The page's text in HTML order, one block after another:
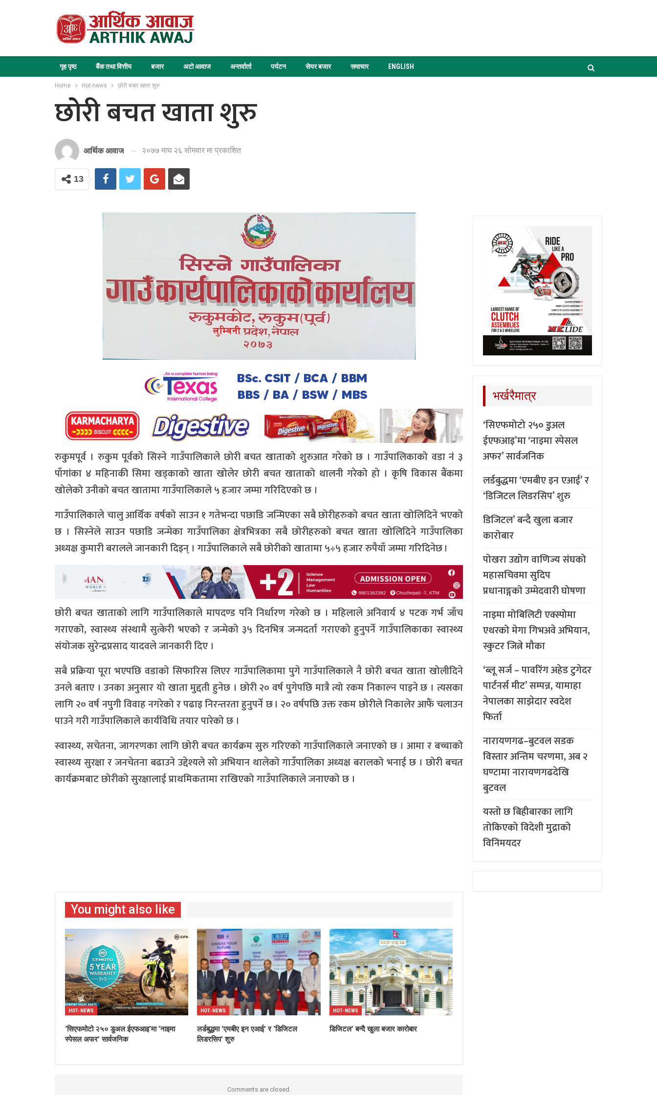
गृह पृष्ठ बैंक तथा वित्तीय बजार अटो आवाज अन्तर्वार्ता पर्यटन सेयर बजार समाचार ENGLISH
Home Hot-news छोरी बचत खाता शुरु
छोरी बचत खाता शुरु
आर्थिक आवाज २०७७ माघ २६ सोमवार मा प्रकाशित
13
रुकुमपूर्व । रुकुम पूर्वको सिस्ने गाउँपालिकाले छोरी बचत खाताको शुरुआत गरेको छ । गाउँपालिकाको वडा नं ३
पाँगांका ४ महिनाकी सिमा खड्काको खाता खोलेर छोरी बचत खाताको थालनी गरेको हो । कृषि विकास बैंकमा
खोलेको उनीको बचत खातामा गाउँपालिकाले ५ हजार जम्मा गरिदिएको छ ।
गाउँपालिकाले चालु आर्थिक वर्षको साउन १ गतेभन्दा पछाडि जन्मिएका सबै छोरीहरुको बचत खाता खोलिदिने भएको
छ । सिस्नेले साउन पछाडि जन्मेका गाउँपालिका क्षेत्रभित्रका सबै छोरीहरुको बचत खाता खोलिदिने गाउँपालिका
अध्यक्ष कुमारी बरालले जानकारी दिइन् । गाउँपालिकाले सबै छोरीको खातामा ५÷५ हजार रुपैयाँ जम्मा गरिदिनेछ ।
छोरी बचत खाताको लागि गाउँपालिकाले मापदण्ड पनि निर्धारण गरेको छ । महिलाले अनिवार्य ४ पटक गर्भ जाँच
गराएको, स्वास्थ्य संस्थामै सुत्केरी भएको र जन्मेको ३५ दिनभित्र जन्मदर्ता गराएको हुनुपर्ने गाउँपालिकाका स्वास्थ्य
संयोजक सुरेन्द्रप्रसाद यादवले जानकारी दिए ।
सबै प्रक्रिया पूरा भएपछि वडाको सिफारिस लिएर गाउँपालिकामा पुगे गाउँपालिकाले नै छोरी बचत खाता खोलीदिने
उनले बताए । उनका अनुसार यो खाता मुद्दती हुनेछ । छोरी २० वर्ष पुगेपछि मात्रै त्यो रकम निकाल्न पाइने छ । त्यसका
लागि २० वर्ष नपुगी विवाह नगरेको र पढाइ निरन्तरता हुनुपर्ने छ । २० वर्षपछि उक्त रकम छोरीले निकालेर आफैं चलाउन
पाउने गरी गाउँपालिकाले कार्यविधि तयार पारेको छ ।
स्वास्थ्य, सचेतना, जागरणका लागि छोरी बचत कार्यक्रम सुरु गरिएको गाउँपालिकाले जनाएको छ । आमा र बच्चाको
स्वास्थ्य सुरक्षा र जनचेतना बढाउने उद्देश्यले सो अभियान थालेको गाउँपालिका अध्यक्ष बरालको भनाई छ । छोरी बचत
कार्यक्रमबाट छोरीको सुरक्षालाई प्राथमिकतामा राखिएको गाउँपालिकाले जनाएको छ ।
You might also like
HOT-NEWS
‘सिएफमोटो २५० डुअल ईएफआइ’मा ‘नाइमा
स्पेसल अफर’ सार्वजनिक
HOT-NEWS
लर्डबुद्धमा ‘एमबीए इन एआई’ र ‘डिजिटल
लिडरसिप’ शुरु
HOT-NEWS
डिजिटल’ बन्दै खुला बजार कारोबार
Comments are closed.
भर्खरैमात्र
‘सिएफमोटो २५० डुअल
ईएफआइ’मा ‘नाइमा स्पेसल
अफर’ सार्वजनिक
लर्डबुद्धमा ‘एमबीए इन एआई’ र
‘डिजिटल लिडरसिप’ शुरु
डिजिटल’ बन्दै खुला बजार
कारोबार
पोखरा उद्योग वाणिज्य संघको
महासचिवमा सुदिप
प्रधानाङ्गको उम्मेदवारी घोषणा
नाइमा मोबिलिटी एक्स्पोमा
एथरको मेगा गिभअवे अभियान,
स्कुटर जित्ने मौका
‘ब्लू सर्ज – पावरिंग अहेड टुगेदर
पार्टनर्स मीट’ सम्पन्न, यामाहा
नेपालका साझेदार स्वदेश
फिर्ता
नारायणगढ–बुटवल सडक
विस्तार अन्तिम चरणमा, अब २
घण्टामा नारायणगढदेखि
बुटवल
यस्तो छ बिहीबारका लागि
तोकिएको विदेशी मुद्राको
विनिमयदर